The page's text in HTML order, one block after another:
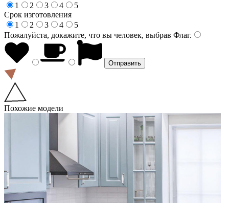
1
2 3 4
5
Срок изготовления
1
2 3 4
5
Пожалуйста, докажите, что вы человек, выбрав Флаг.
Похожие модели